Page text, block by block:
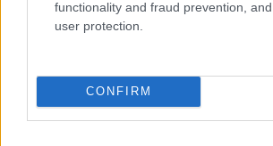
functionality and fraud prevention,
user protection.
CONFIRM